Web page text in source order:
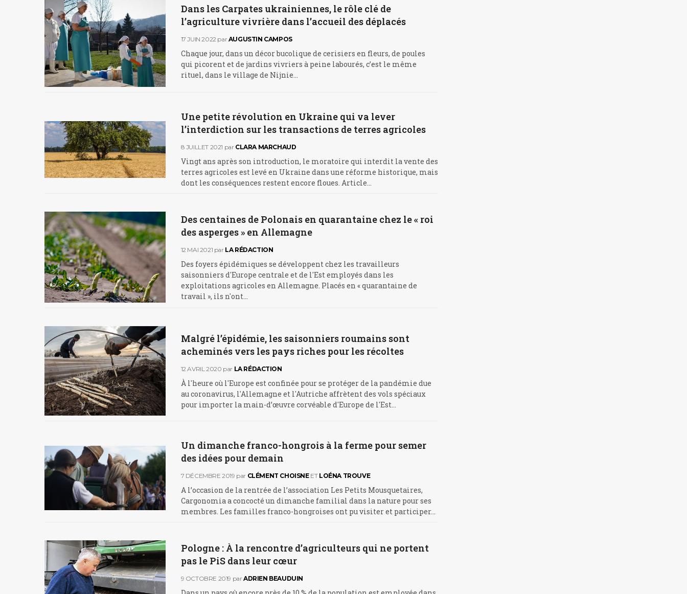
Dans les Carpates ukrainiennes, le rôle clé de
l’agriculture vivrière dans l’accueil des déplacés
17 JUIN 2022 parAUGUSTIN CAMPOS
Chaque jour, dans un décor bucolique de cerisiers en fleurs, de poules
qui picorent et de jardins vivriers à peine labourés, c’est le même
rituel, dans le village de Nijnie…
Une petite révolution en Ukraine qui va lever
l’interdiction sur les transactions de terres agricoles
8 JUILLET 2021 par CLARA MARCHAUD
Vingt ans après son introduction, le moratoire qui interdit la vente des
terres agricoles est levé en Ukraine dans une réforme historique, mais
dont les conséquences restent encore floues. Article…
Des centaines de Polonais en quarantaine chez le « roi
des asperges » en Allemagne
12 MAI 2021 par LA RÉDACTION
Des foyers épidémiques se développent chez les travailleurs
saisonniers d'Europe centrale et de l'Est employés dans les
exploitations agricoles en Allemagne. Placés en « quarantaine de
travail », ils n'ont…
Malgré l’épidémie, les saisonniers roumains sont
acheminés vers les pays riches pour les récoltes
12 AVRIL 2020 par LA RÉDACTION
À l'heure où l'Europe est confinée pour se protéger de la pandémie due
au coronavirus, l'Allemagne et l'Autriche affrètent des vols spéciaux
pour importer la main-d’œuvre corvéable d'Europe de l'Est…
Un dimanche franco-hongrois à la ferme pour semer
des idées pour demain
7 DÉCEMBRE 2019 par CLÉMENT CHOISNEET LOÉNA TROUVE
A l’occasion de la rentrée de l’association Les Petits Mousquetaires,
Cargonomia a concocté un dimanche familial dans la nature pour ses
membres. Les familles franco-hongroises ont pu visiter et participer…
Pologne : À la rencontre d’agriculteurs qui ne portent
pas le PiS dans leur cœur
9 OCTOBRE 2019 parADRIEN BEAUDUIN